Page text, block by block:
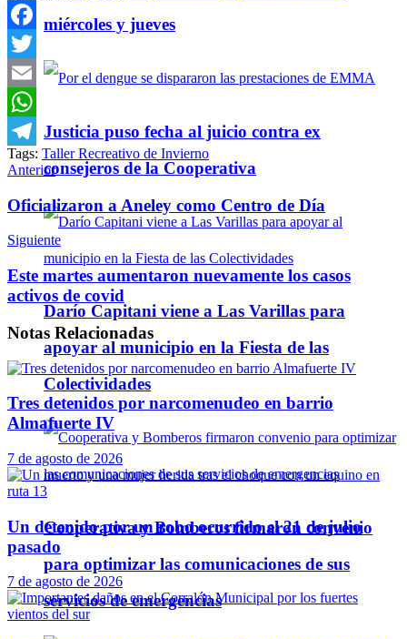
miércoles y jueves
Justicia puso fecha al juicio contra ex
consejeros de la Cooperativa
Darío Capitani viene a Las Varillas para
apoyar al municipio en la Fiesta de las
Colectividades
Cooperativa y Bomberos firmaron convenio
para optimizar las comunicaciones de sus
servicios de emergencias
Facebook
Twitter
Email
WhatsApp
Telegram
Tags: Taller Recreativo de Invierno
Anterior
Oficializaron a Aneley como Centro de Día
Siguiente
Este martes aumentaron nuevamente los casos
activos de covid
Notas Relacionadas
Tres detenidos por narcomenudeo en barrio
Almafuerte IV
7 de agosto de 2026
Un detenido por un robo ocurrido el 21 de julio
pasado
7 de agosto de 2026